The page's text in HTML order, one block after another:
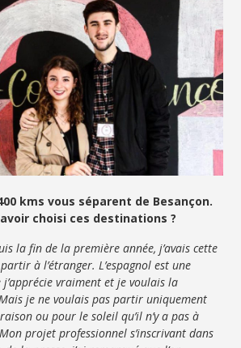
kms vous séparent de Besançon.
choisi ces destinations ?
la fin de la première année, j’avais cette
à l’étranger. L’espagnol est une
j’apprécie vraiment et je voulais la
je ne voulais pas partir uniquement
ou pour le soleil qu’il n’y a pas à
projet professionnel s’inscrivant dans